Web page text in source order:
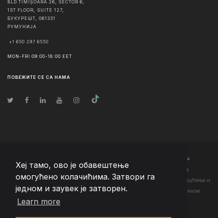
Хеј тамо, ово је обавештење
омогућено колачићима. Затвори га
једном и заувек је затворен.
Learn more
BLD TIMIȘOARA 26, SECTOR 6,
1ST FLOOR, SUITE 127,
БУКУРЕШТ
061331
РУМУНИЈА
+1 650 297 6550
MON-FRI 09:00-18:00 EET
ПОВЕЖИТЕ СЕ СА НАМА
- Сва права задржана
Changelog● Коришћењем ове странице слажете се са нашим <а
href="https://teamextension.rs/sr/pravni/uslovi-koriscenja">Условима коришћења и
<а href="https://teamextension.rs/sr/pravni/pravila-privatnosti">Политиком